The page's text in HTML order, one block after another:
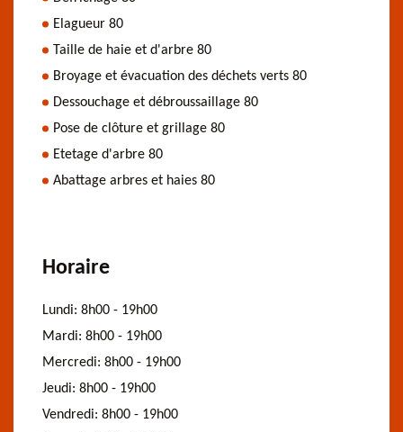
Elagueur 80
Taille de haie et d'arbre 80
Broyage et évacuation des déchets verts 80
Dessouchage et débroussaillage 80
Pose de clôture et grillage 80
Etetage d'arbre 80
Abattage arbres et haies 80
Horaire
Lundi: 8h00 - 19h00
Mardi: 8h00 - 19h00
Mercredi: 8h00 - 19h00
Jeudi: 8h00 - 19h00
Vendredi: 8h00 - 19h00